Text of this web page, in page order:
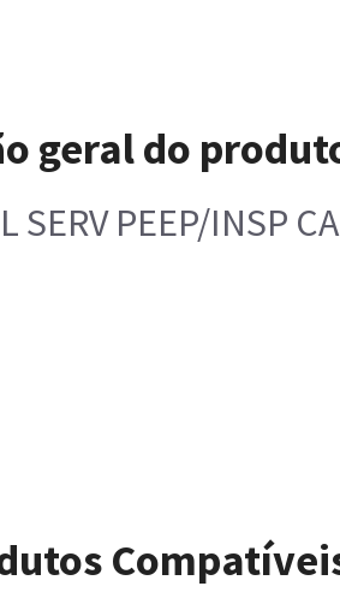
geral do
SERV PEEP/INSP